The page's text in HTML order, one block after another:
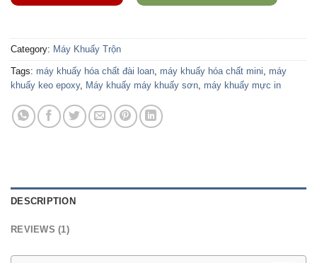
Category: Máy Khuấy Trộn
Tags: máy khuấy hóa chất đài loan máy khuấy hóa chất mini
máy
khuấy keo epoxy, Máy khuấy máy khuấy sơn máy khuấy mực in
DESCRIPTION
REVIEWS (1)